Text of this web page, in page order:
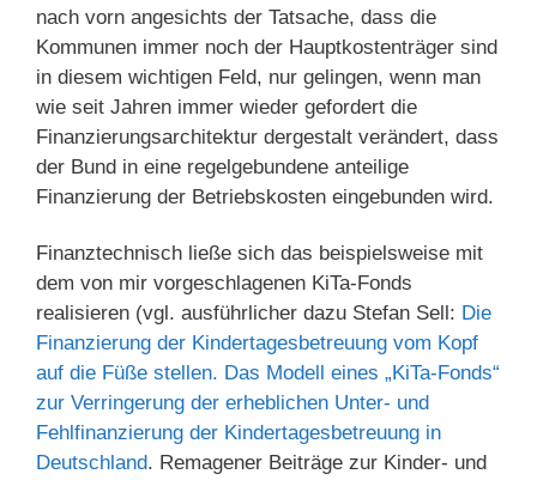
nach vorn angesichts der Tatsache, dass die
Kommunen immer noch der Hauptkostenträger sind
in diesem wichtigen Feld, nur gelingen, wenn man
wie seit Jahren immer wieder gefordert die
Finanzierungsarchitektur dergestalt verändert, dass
der Bund in eine regelgebundene anteilige
Finanzierung der Betriebskosten eingebunden wird.
Finanztechnisch ließe sich das beispielsweise mit
dem von mir vorgeschlagenen KiTa-Fonds
realisieren (vgl. ausführlicher dazu Stefan Sell: Die
Finanzierung der Kindertagesbetreuung vom Kopf
auf die Füße stellen. Das Modell eines „KiTa-Fonds“
zur Verringerung der erheblichen Unter- und
Fehlfinanzierung der Kindertagesbetreuung in
Deutschland. Remagener Beiträge zur Kinder- und